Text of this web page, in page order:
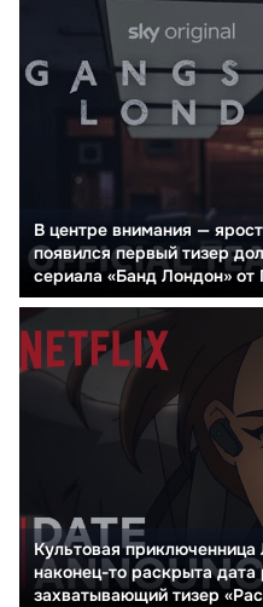
В центре внимания —
появился первый тизер
сериала «Банд Лондон» от
Культовая
наконец-то раскрыта дата
захватывающий тизер